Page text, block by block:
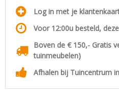
Log in met je
Voor 12:00u besteld,
Boven de € 150,- Gratis
tuinmeubelen)
Afhalen bij Tuincentrum